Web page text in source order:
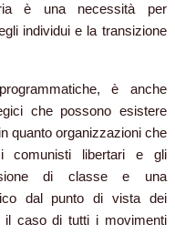
è una necessità per
individui e la transizione
è anche
che possono esistere
quanto organizzazioni che
comunisti libertari e gli
di classe e una
dal punto di vista dei
il caso di tutti i movimenti